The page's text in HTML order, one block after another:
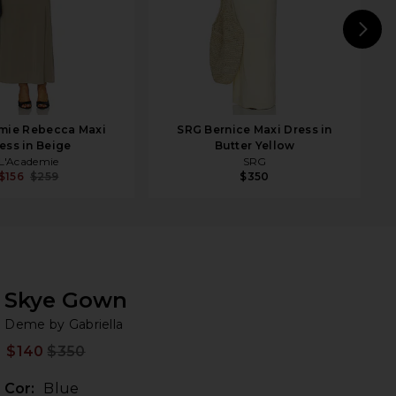
Rebecca Maxi
in Beige
L'Academie
$156 $259
SRG Bernice Maxi Dress in
Butter Yellow
SRG
$350
Skye Gown
Deme by Gabriella
$140 $350
Cor: Blue